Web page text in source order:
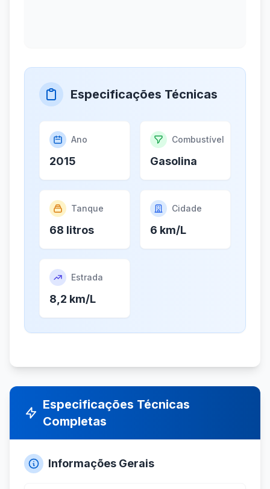
Especificações Técnicas
Ano
2015
Combustível
Gasolina
Tanque
68 litros
Cidade
6 km/L
Estrada
8,2 km/L
Especificações Técnicas
Completas
Informações Gerais